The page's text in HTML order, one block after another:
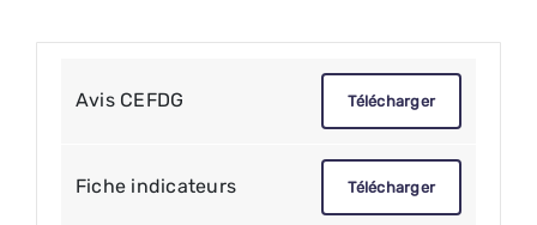
Avis CEFDG Télécharger
Fiche indicateurs Télécharger